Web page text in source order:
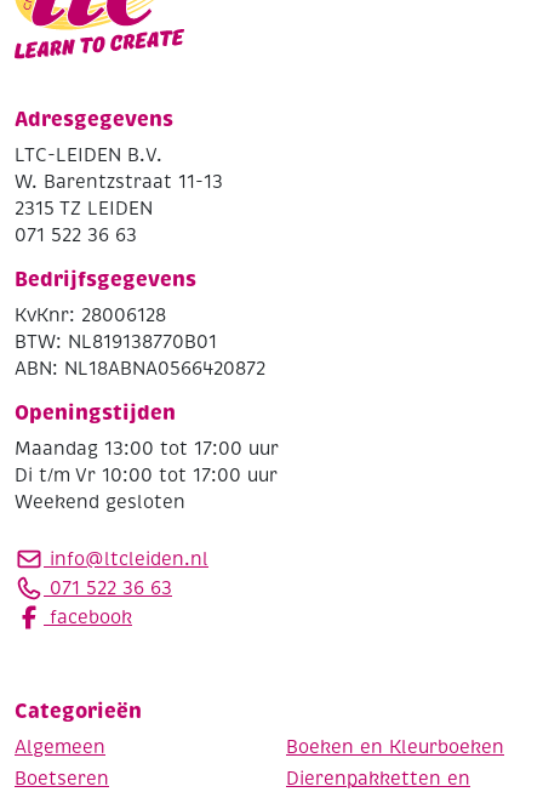
Adresgegevens
LTC-LEIDEN B.V.
W. Barentzstraat 11-13
2315 TZ LEIDEN
071 522 36 63
Bedrijfsgegevens
KvKnr: 28006128
BTW: NL819138770B01
ABN: NL18ABNA0566420872
Openingstijden
Maandag 13:00 tot 17:00 uur
Di t/m Vr 10:00 tot 17:00 uur
Weekend gesloten
info@ltcleiden.nl
071 522 36 63
facebook
Categorieën
Algemeen
Boeken en Kleurboeken
Boetseren
Dierenpakketten en